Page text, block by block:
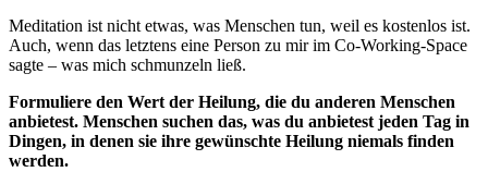
Meditation ist nicht etwas, was Menschen tun, weil es kostenlos ist.
Auch, wenn das letztens eine Person zu mir im Co-Working-Space
sagte – was mich schmunzeln ließ.
Formuliere den Wert der Heilung, die du anderen Menschen
anbietest. Menschen suchen das, was du anbietest jeden Tag in
Dingen, in denen sie ihre gewünschte Heilung niemals finden
werden.